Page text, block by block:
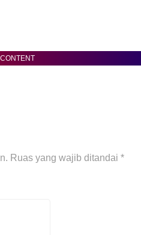
Ruas yang wajib ditandai *